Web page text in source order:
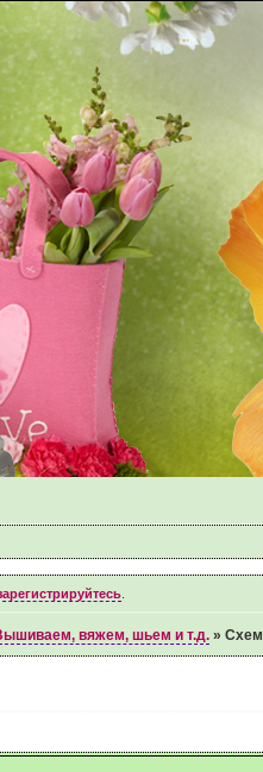
вяжем, шьем и т.д. »